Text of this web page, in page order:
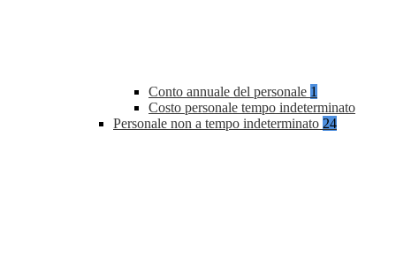
Conto annuale del personale 1
Costo personale tempo indeterminato
Personale non a tempo indeterminato 24